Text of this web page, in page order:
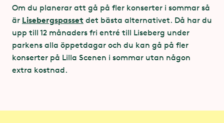
Om du planerar att gå på fler konserter i sommar så
är Lisebergspasset det bästa alternativet. Då har du
upp till 12 månaders fri entré till Liseberg under
parkens alla öppetdagar och du kan gå på fler
konserter på Lilla Scenen i sommar utan någon
extra kostnad.
festivaler, arrangörer och artister jobbar vi för allas
rätt till sin kropp och sin sexualitet. På festivaler och
klubbar - och överallt. Dare to Care handlar framför
allt om att skapa en publikkultur som förespråkar
kommunikation, ömsesidighet och samspel i
sexuella relationer. I praktiken innebär det att jobba
men också om att prata med publiken på plats.